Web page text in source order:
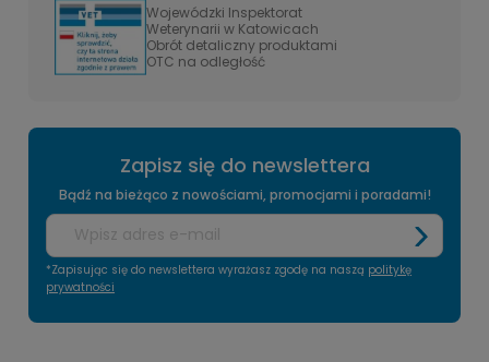
Wojewódzki Inspektorat
Weterynarii w Katowicach
Obrót detaliczny produktami
OTC na odległość
Zapisz się do newslettera
Bądź na bieżąco z nowościami, promocjami i poradami!
*Zapisując się do newslettera wyrażasz zgodę na naszą politykę
prywatności